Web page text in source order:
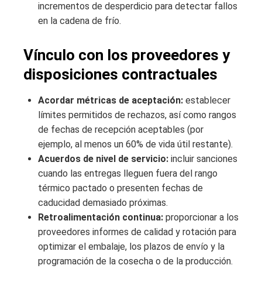
incrementos de desperdicio para detectar fallos
en la cadena de frío.
Vínculo con los proveedores y
disposiciones contractuales
Acordar métricas de aceptación: establecer
límites permitidos de rechazos, así como rangos
de fechas de recepción aceptables (por
ejemplo, al menos un 60% de vida útil restante).
Acuerdos de nivel de servicio: incluir sanciones
cuando las entregas lleguen fuera del rango
térmico pactado o presenten fechas de
caducidad demasiado próximas.
Retroalimentación continua: proporcionar a los
proveedores informes de calidad y rotación para
optimizar el embalaje, los plazos de envío y la
programación de la cosecha o de la producción.